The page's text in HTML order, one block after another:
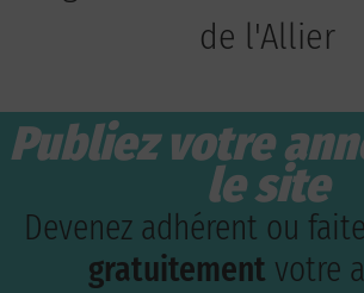
de l'Allier
Publiez votre
le site
Devenez adhérent ou
gratuitement votre